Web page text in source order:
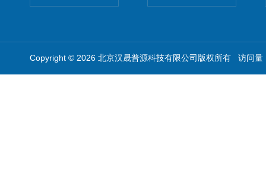
Copyright © 2026 北京汉晟普源科技有限公司版权所有 访问量